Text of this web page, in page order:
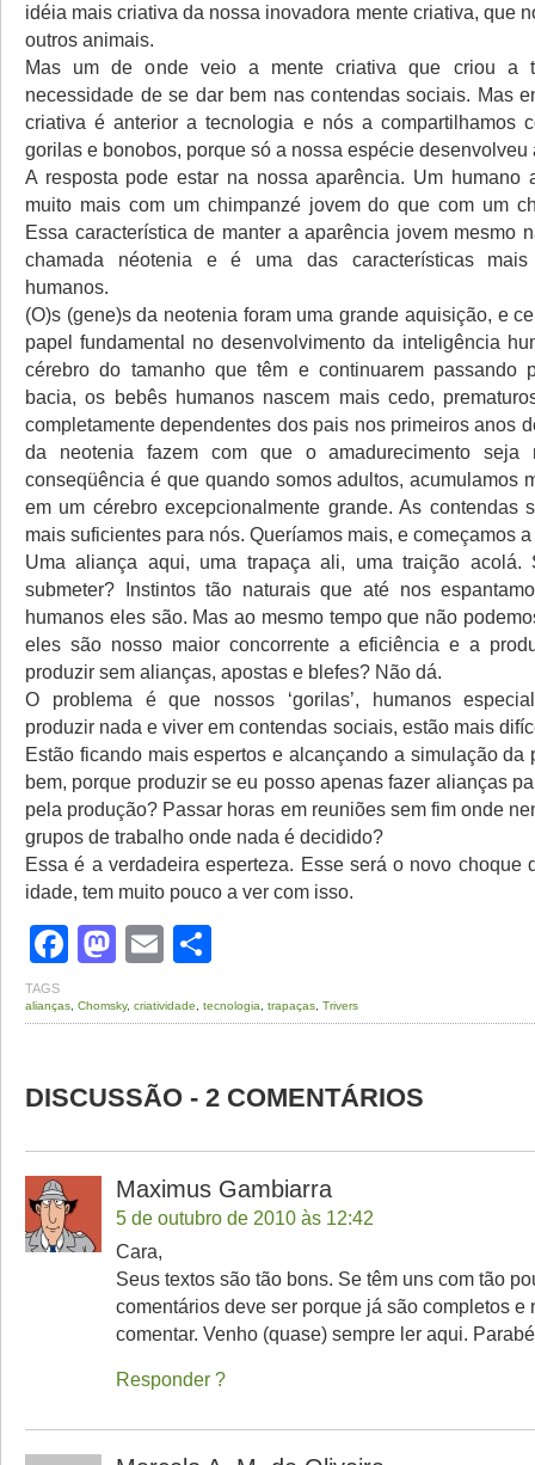
idéia mais criativa da nossa inovadora mente criativa, que
outros animais.
Mas um de onde veio a mente criativa que criou a
necessidade de se dar bem nas contendas sociais. Mas
criativa é anterior a tecnologia e nós a compartilhamos
gorilas e bonobos, porque só a nossa espécie desenvolveu
A resposta pode estar na nossa aparência. Um humano
muito mais com um chimpanzé jovem do que com um
Essa característica de manter a aparência jovem mesmo
chamada néotenia e é uma das características mais
humanos.
(O)s (gene)s da neotenia foram uma grande aquisição, e
papel fundamental no desenvolvimento da inteligência
cérebro do tamanho que têm e continuarem passando
bacia, os bebês humanos nascem mais cedo,
completamente dependentes dos pais nos primeiros anos
da neotenia fazem com que o amadurecimento
conseqüência é que quando somos adultos, acumulamos
em um cérebro excepcionalmente grande. As contendas
mais suficientes para nós. Queríamos mais, e começamos
Uma aliança aqui, uma trapaça ali, uma traição acolá.
submeter? Instintos tão naturais que até nos
humanos eles são. Mas ao mesmo tempo que não
eles são nosso maior concorrente a eficiência e a
produzir sem alianças, apostas e blefes? Não dá.
O problema é que nossos ‘gorilas’, humanos
produzir nada e viver em contendas sociais, estão mais
Estão ficando mais espertos e alcançando a simulação da
bem, porque produzir se eu posso apenas fazer alianças
pela produção? Passar horas em reuniões sem fim onde
grupos de trabalho onde nada é decidido?
Essa é a verdadeira esperteza. Esse será o novo choque
idade, tem muito pouco a ver com isso.
Facebook
Mastodon
Email
TAGS
alianças Chomsky, criatividade tecnologia trapaças Trivers
DISCUSSÃO - 2 COMENTÁRIOS
Maximus Gambiarra
5 de outubro de 2010 às 12:42
Cara,
Seus textos são tão bons. Se têm uns com tão
comentários deve ser porque já são completos e
comentar. Venho (quase) sempre ler aqui.
Responder